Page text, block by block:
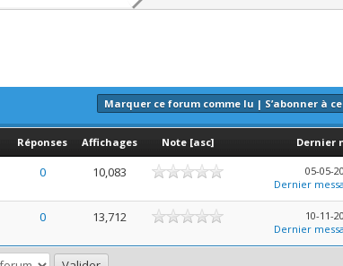
Marquer ce forum comme lu | S’abonner à
Réponses Affichages Note [asc] Dernier
0 10,083
05-05-
Dernier
0 13,712
10-11-
Dernier